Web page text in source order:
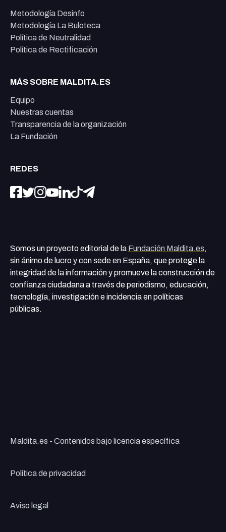
Metodología Desinfo
Metodología La Buloteca
Política de Neutralidad
Política de Rectificación
MÁS SOBRE MALDITA.ES
Equipo
Nuestras cuentas
Transparencia de la organización
La Fundación
REDES
Somos un proyecto editorial de la Fundación Maldita.es,
sin ánimo de lucro y con sede en España, que protege la
integridad de la información y promueve la construcción de
confianza ciudadana a través de periodismo, educación,
tecnología, investigación e incidencia en políticas
públicas.
Maldita.es - Contenidos bajo licencia específica
Política de privacidad
Aviso legal